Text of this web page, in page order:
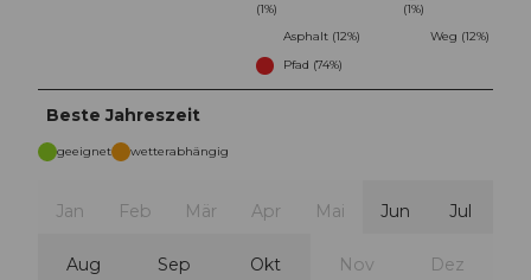
(1%)
(1%)
Asphalt (12%)
Weg (12%)
Pfad (74%)
Beste Jahreszeit
geeignet wetterabhängig
Jan Feb Mär Apr Mai Jun Jul
Aug Sep Okt Nov Dez